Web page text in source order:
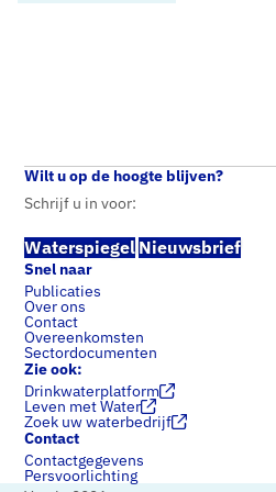
Wilt u op de hoogte blijven?
Schrijf u in voor:
Waterspiegel Nieuwsbrief
Snel naar
Publicaties
Over ons
Contact
Overeenkomsten
Sectordocumenten
Zie ook:
Drinkwaterplatform
Leven met Water
Zoek uw waterbedrijf
Contact
Contactgegevens
Persvoorlichting